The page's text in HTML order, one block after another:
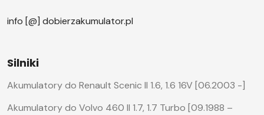
info [@] dobierzakumulator.pl
Silniki
Akumulatory do Renault Scenic II 1.6, 1.6 16V [06.2003 -]
Akumulatory do Volvo 460 II 1.7, 1.7 Turbo [09.1988 –